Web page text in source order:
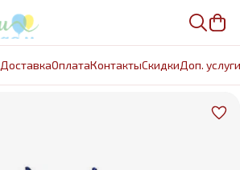
ДоставкаОплатаКонтактыCкидкиДоп. услуги